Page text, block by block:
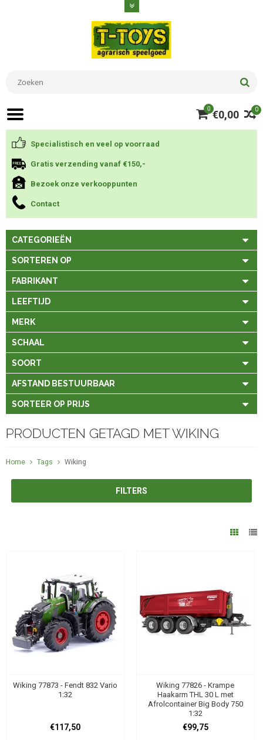
0
0 €0,00
Specialistisch en veel op voorraad
Gratis verzending vanaf €150,-
Bezoek onze verkooppunten
Contact
CATEGORIEËN
SORTEREN OP
FABRIKANT
LEEFTIJD
MERK
SCHAAL
SOORT
AFSTAND BESTUURBAAR
SORTEER OP PRIJS
PRODUCTEN GETAGD MET WIKING
Home Tags Wiking
FILTERS
Wiking 77873 - Fendt 832 Vario
1:32
€117,50
Wiking 77826 - Krampe
Haakarm THL 30 L met
Afrolcontainer Big Body 750
1:32
€99,75